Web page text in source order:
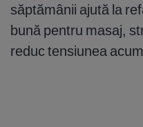
săptămânii ajută la
bună pentru masaj,
reduc tensiunea